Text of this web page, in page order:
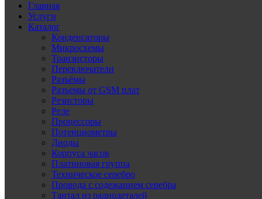
Главная
Услуги
Каталог
Конденсаторы
Микросхемы
Транзисторы
Переключатели
Разъёмы
Разъемы от GSM плат
Резисторы
Реле
Процессоры
Потенциометры
Диоды
Корпуса часов
Платиновая группа
Техническое серебро
Провода с содежанием серебра
Тантал из радиодеталей